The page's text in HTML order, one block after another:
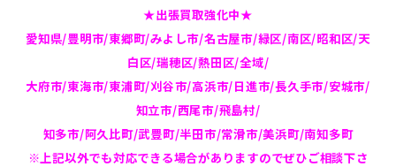
★出張買取強化中★
愛知県/豊明市/東郷町/みよし市/名古屋市/緑区/南区/昭和区/天
白区/瑞穂区/熱田区/全域/
大府市/東海市/東浦町/刈谷市/高浜市/日進市/長久手市/安城市/
知立市/西尾市/飛島村/
知多市/阿久比町/武豊町/半田市/常滑市/美浜町/南知多町
※上記以外でも対応できる場合がありますのでぜひご相談下さ